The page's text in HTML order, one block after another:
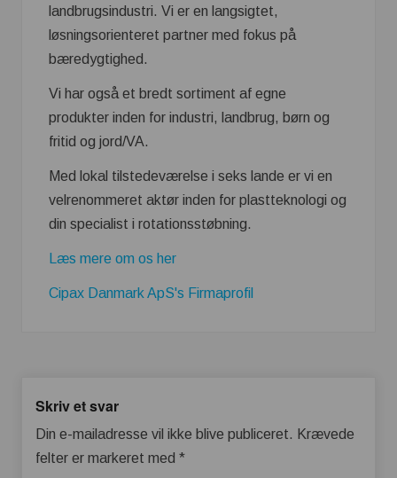
landbrugsindustri. Vi er en langsigtet,
løsningsorienteret partner med fokus på
bæredygtighed.
Vi har også et bredt sortiment af egne
produkter inden for industri, landbrug, børn og
fritid og jord/VA.
Med lokal tilstedeværelse i seks lande er vi en
velrenommeret aktør inden for plastteknologi og
din specialist i rotationsstøbning.
Læs mere om os her
Cipax Danmark ApS's Firmaprofil
Skriv et svar
Din e-mailadresse vil ikke blive publiceret. Krævede
felter er markeret med *